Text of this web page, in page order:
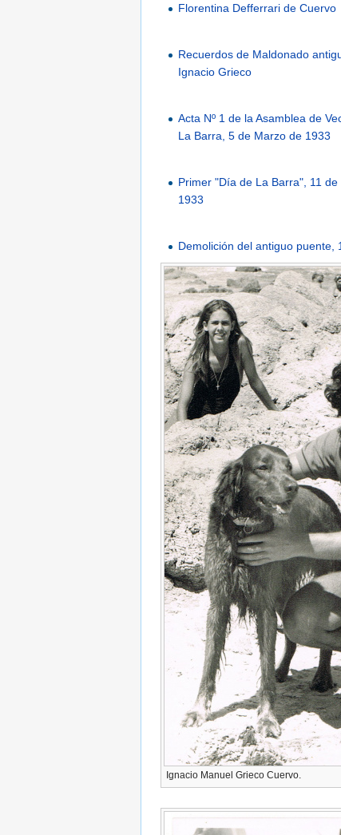
Ignacio Manuel Grieco Cuervo.
Florentina Defferrari de Cuervo
Recuerdos de Maldonado
Ignacio Grieco
Acta Nº 1 de la Asamblea de
La Barra, 5 de Marzo de 1933
Primer "Día de La Barra", 11
1933
Demolición del antiguo puente,